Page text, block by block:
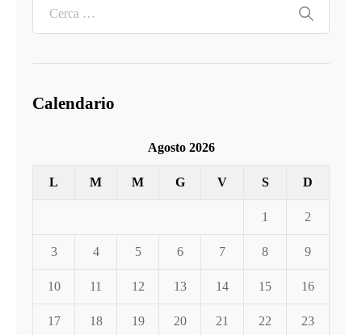
Calendario
Agosto 2026
L M M G V S D
1 2
3 4 5 6 7 8 9
10 11 12 13 14 15 16
17 18 19 20 21 22 23